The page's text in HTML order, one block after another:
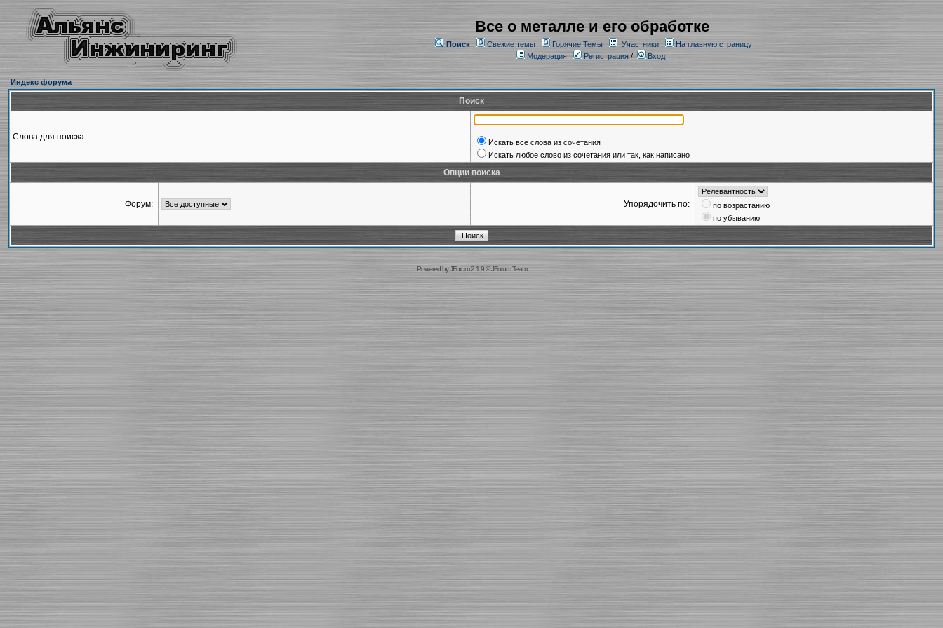
Все о металле и его обработке
Поиск Свежие темы Горячие Темы Участники
На главную страницу
Модерация
Регистрация/ Вход
Индекс форума
Поиск
Слова для поиска
Искать все слова из сочетания
Искать любое слово из сочетания или так, как написано
Опции поиска
Форум: Упорядочить по:
по возрастанию
по убыванию
Powered byJForum 2.1.9©JForum Team